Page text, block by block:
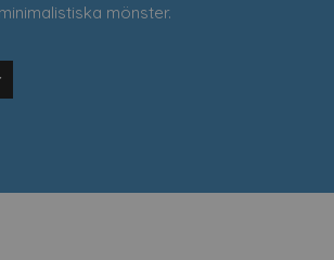
mönster.
för dina kunder och medarbetare.